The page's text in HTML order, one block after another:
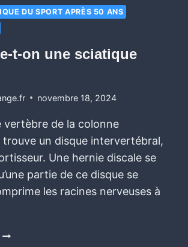
DU SPORT APRÈS 50 ANS
t-on une sciatique
novembre 18, 2024
vertèbre de la colonne
un disque intervertébral,
Une hernie discale se
partie de ce disque se
les racines nerveuses à